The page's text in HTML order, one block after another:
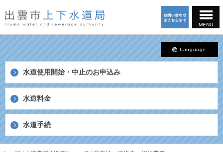
Language
水道使用開始・中止のお申込み
水道料金
水道手続
MENU